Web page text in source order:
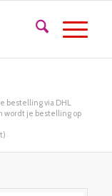
bestelling via DHL
wordt je bestelling op